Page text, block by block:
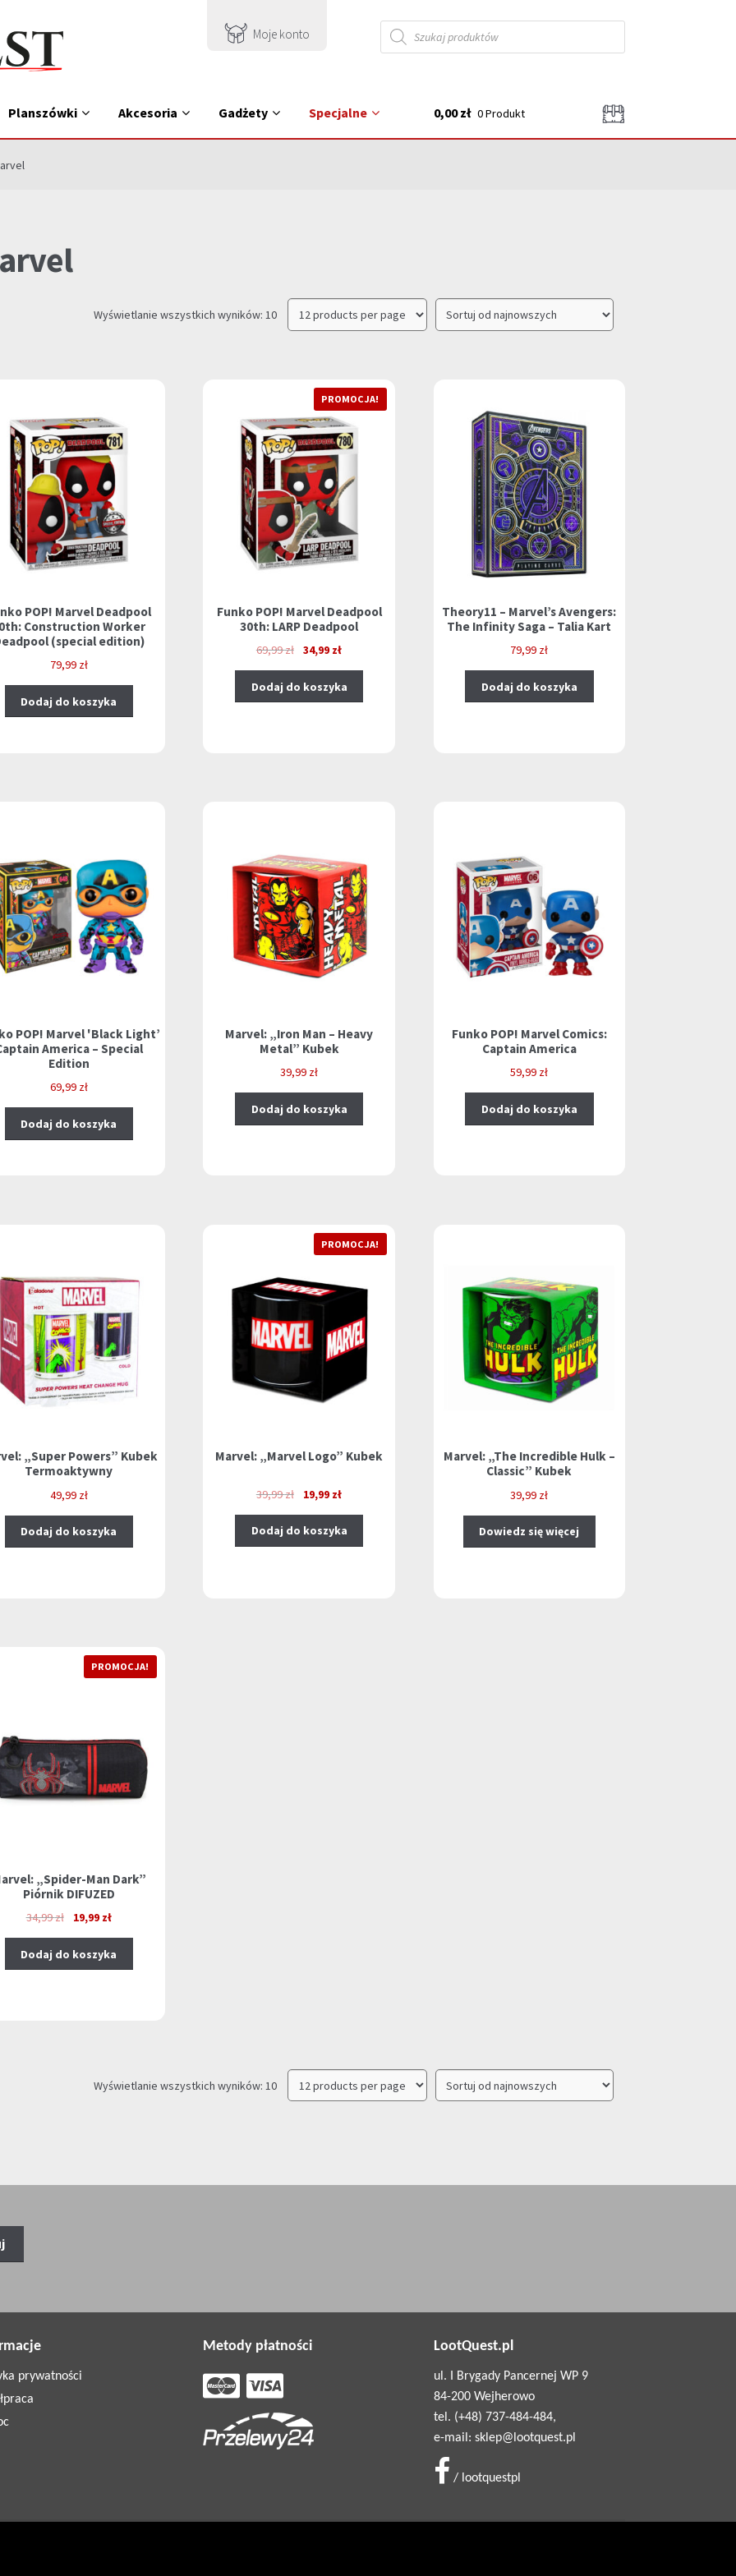
Moje konto
Wyszukiwarka
produktów
Planszówki Akcesoria Gadżety Specjalne 0,00 zł 0 Produkt
Wyświetlanie wszystkich wyników: 10Posortowane
według
POP! Marvel Deadpool
Construction Worker
(special edition)
79,99 zł
Dodaj do koszyka
Funko POP! Marvel Deadpool
30th: LARP Deadpool
PROMOCJA!
69,99zł
Pierwotna
cena
wynosiła:
69,99 zł.
34,99 złAktualna
cena
wynosi:
34,99 zł.
Dodaj do koszyka
Theory11 – Marvel’s Avengers:
The Infinity Saga – Talia Kart
79,99 zł
Dodaj do koszyka
POP! Marvel 'Black Light’
America – Special
Edition
69,99 zł
Dodaj do koszyka
Marvel: „Iron Man – Heavy
Metal” Kubek
39,99 zł
Dodaj do koszyka
Funko POP! Marvel Comics:
Captain America
59,99 zł
Dodaj do koszyka
„Super Powers” Kubek
Termoaktywny
49,99 zł
Dodaj do koszyka
Marvel: „Marvel Logo” Kubek
PROMOCJA!
39,99zł
Pierwotna
cena
wynosiła:
39,99 zł.
19,99 złAktualna
cena
wynosi:
19,99 zł.
Dodaj do koszyka
Marvel: „The Incredible Hulk –
Classic” Kubek
39,99 zł
Dowiedz się więcej
„Spider-Man Dark”
Piórnik DIFUZED
PROMOCJA!
34,99zł
Pierwotna
cena
wynosiła:
34,99 zł.
19,99 złAktualna
cena
wynosi:
19,99 zł.
Dodaj do koszyka
Wyświetlanie wszystkich wyników: 10Posortowane
według
prywatności
Metody płatności LootQuest.pl
ul. I Brygady Pancernej WP 9
84-200 Wejherowo
tel. (+48) 737-484-484,
e-mail: sklep@lootquest.pl
/ lootquestpl